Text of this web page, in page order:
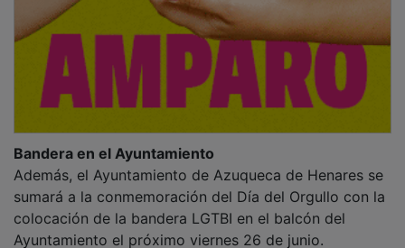
Además, el Ayuntamiento de Azuqueca de Henares se
sumará a la conmemoración del Día del Orgullo con la
colocación de la bandera LGTBI en el balcón del
Ayuntamiento el próximo viernes 26 de junio.